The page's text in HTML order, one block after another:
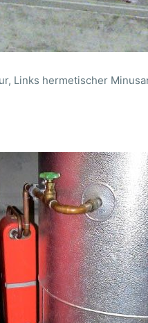
Links hermetischer